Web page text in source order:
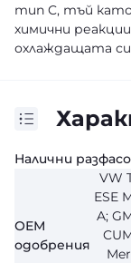
тип C, тъй
химични
охлаждащата
Налични
ОЕМ
одобрения
VW
ESE
A;